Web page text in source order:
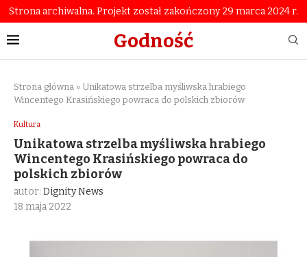
Strona archiwalna. Projekt został zakończony 29 marca 2024 r.
Godność
Strona główna » Unikatowa strzelba myśliwska hrabiego
Wincentego Krasińskiego powraca do polskich zbiorów
Kultura
Unikatowa strzelba myśliwska hrabiego
Wincentego Krasińskiego powraca do
polskich zbiorów
autor: Dignity News
18 maja 2022